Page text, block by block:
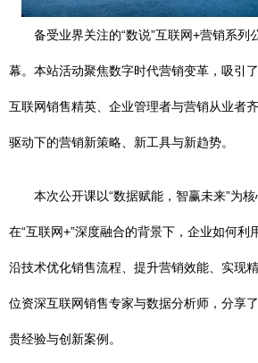
备受业界关注的“数说”互联网+营销系列
幕。本站活动聚焦数字时代营销变革，吸引
互联网销售精英、企业管理者与营销从业者
驱动下的营销新策略、新工具与新趋势。
本次公开课以“数据赋能，智赢未来”为
在“互联网+”深度融合的背景下，企业如何利
沿技术优化销售流程、提升营销效能、实现
位资深互联网销售专家与数据分析师，分享
贵经验与创新案例。